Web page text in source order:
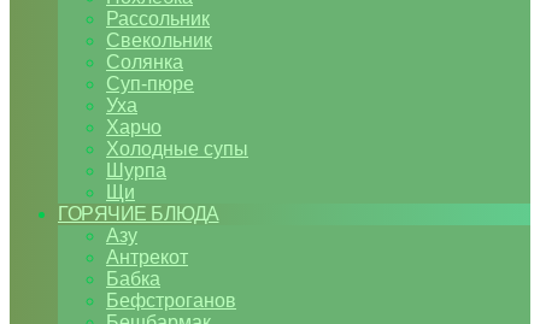
Рассольник
Свекольник
Солянка
Суп-пюре
Уха
Харчо
Холодные супы
Шурпа
Щи
ГОРЯЧИЕ БЛЮДА
Азу
Антрекот
Бабка
Бефстроганов